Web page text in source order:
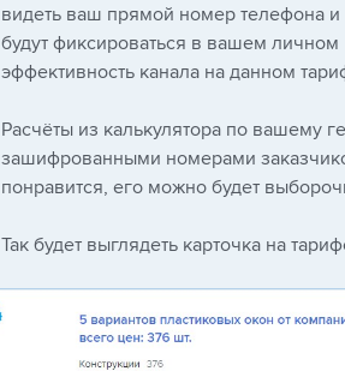
видеть ваш прямой номер телефона и
будут фиксироваться в вашем личном
эффективность канала на данном
Расчёты из калькулятора по вашему
зашифрованными номерами
понравится, его можно будет
Так будет выглядеть карточка на